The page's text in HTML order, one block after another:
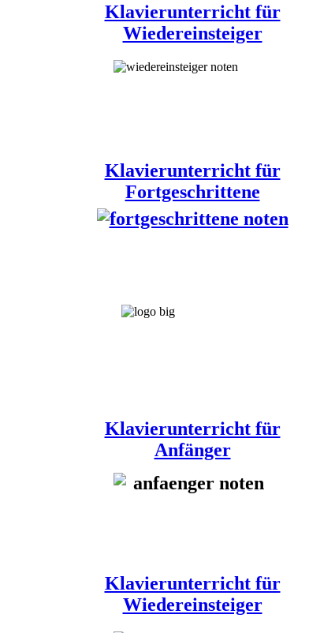
Klavierunterricht für
Wiedereinsteiger
Klavierunterricht für
Fortgeschrittene
Klavierunterricht für
Anfänger
Klavierunterricht für
Wiedereinsteiger